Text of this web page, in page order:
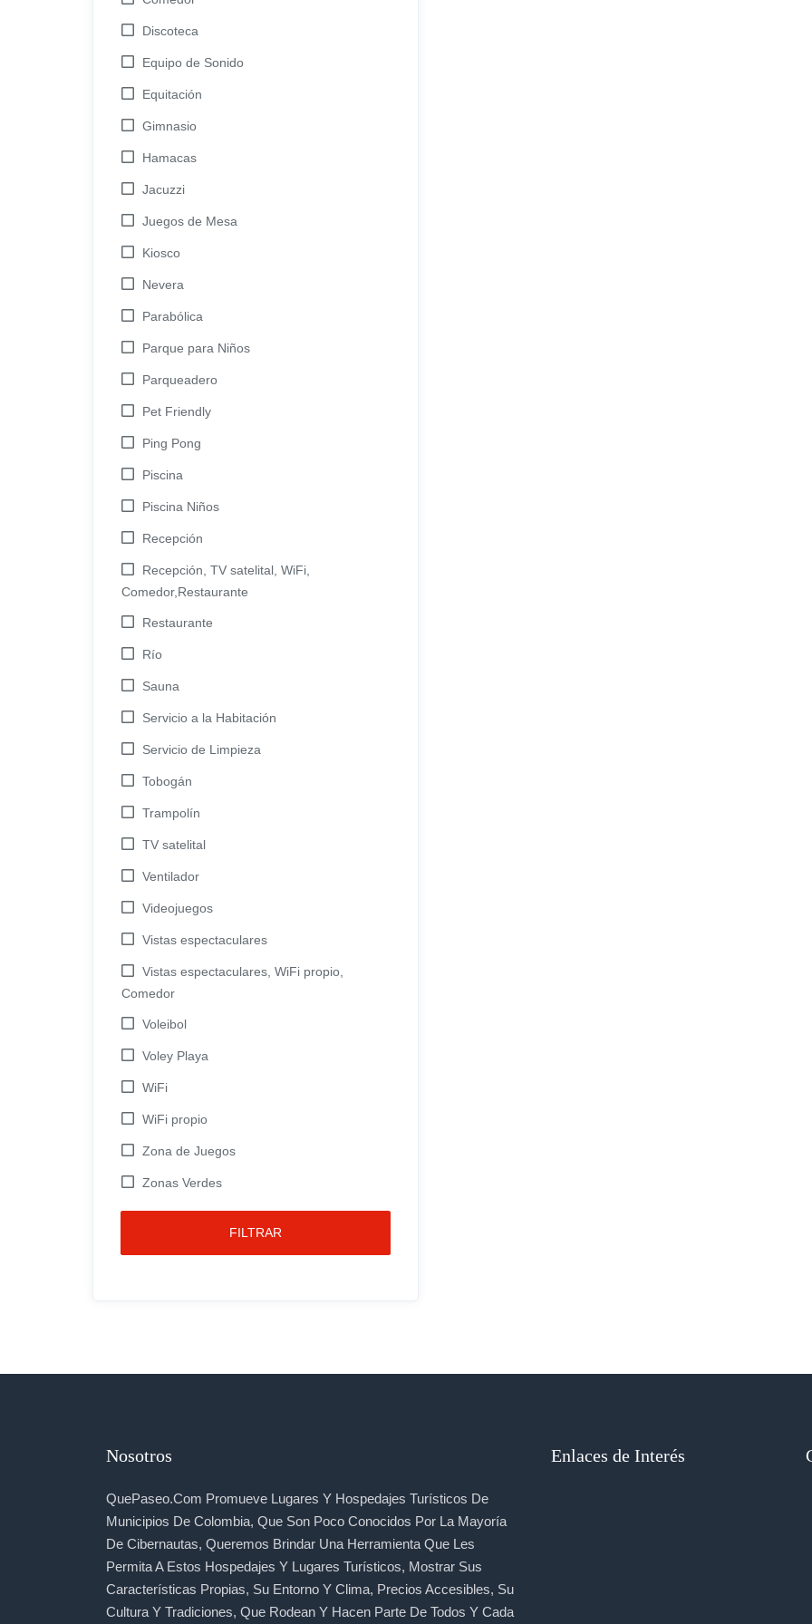
Discoteca
Equipo de Sonido
Equitación
Gimnasio
Hamacas
Jacuzzi
Juegos de Mesa
Kiosco
Nevera
Parabólica
Parque para Niños
Parqueadero
Pet Friendly
Ping Pong
Piscina
Piscina Niños
Recepción
Recepción, TV satelital, WiFi,
Comedor,Restaurante
Restaurante
Río
Sauna
Servicio a la Habitación
Servicio de Limpieza
Tobogán
Trampolín
TV satelital
Ventilador
Videojuegos
Vistas espectaculares
Vistas espectaculares, WiFi propio,
Comedor
Voleibol
Voley Playa
WiFi
WiFi propio
Zona de Juegos
Zonas Verdes
FILTRAR
Nosotros
QuePaseo.com Promueve Lugares Y Hospedajes Turísticos De
Municipios De Colombia, Que Son Poco Conocidos Por La Mayoría
De Cibernautas, Queremos Brindar Una Herramienta Que Les
Permita A Estos Hospedajes Y Lugares Turísticos, Mostrar Sus
Características Propias, Su Entorno Y Clima, Precios Accesibles, Su
Cultura Y Tradiciones, Que Rodean Y Hacen Parte De Todos Y Cada
Enlaces de Interés